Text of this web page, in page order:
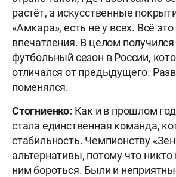
растёт, а искусственные
«Амкара», есть не у всех. Всё
впечатления. В целом
футбольный сезон в России,
отличался от предыдущего.
поменялся.
Стогниенко: Как и в прошлом
стала единственная команда,
стабильность. Чемпионству
альтернативы, потому что никто
ним бороться. Были и